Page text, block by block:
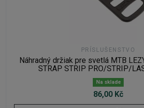
PRÍSLUŠENSTVO
Náhradný držiak pre svetlá MTB
STRAP STRIP PRO/STRIP/
Na sklade
86,00 Kč